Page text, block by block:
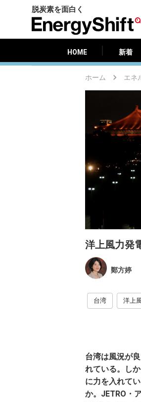
脱炭素を面白く
HOME 新着
HOME
ホーム エネ
洋上風力発
鄭方婷
台湾 洋上
台湾は風況が
れている。し
に力を入れて
か。JETRO・